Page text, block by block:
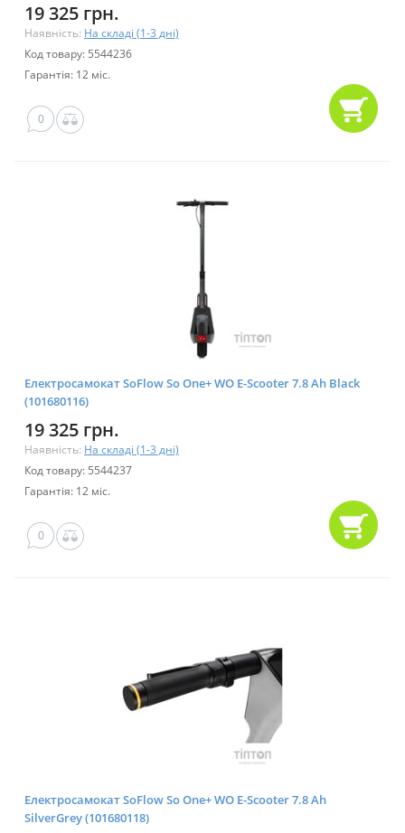
19 325 грн.
Наявність: На складі (1-3 дні)
Код товару: 5544236
Гарантія: 12 міс.
0
Електросамокат SoFlow So One+ WO E-Scooter 7.8 Ah Black
(101680116)
19 325 грн.
Наявність: На складі (1-3 дні)
Код товару: 5544237
Гарантія: 12 міс.
0
Електросамокат SoFlow So One+ WO E-Scooter 7.8 Ah
SilverGrey (101680118)